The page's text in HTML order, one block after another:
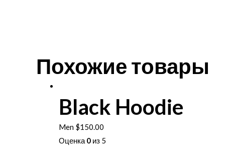
Похожие товары
Black Hoodie
Men $150.00
Оценка 0 из 5